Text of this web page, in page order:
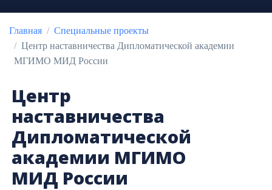
Главная
Специальные проекты
Центр наставничества ㅤㅤㅤㅤㅤㅤㅤㅤㅤㅤДипломатической академии
МГИМО МИД России
Центр
наставничества ㅤㅤㅤㅤㅤㅤㅤㅤㅤㅤ
Дипломатической
академии МГИМО
МИД России